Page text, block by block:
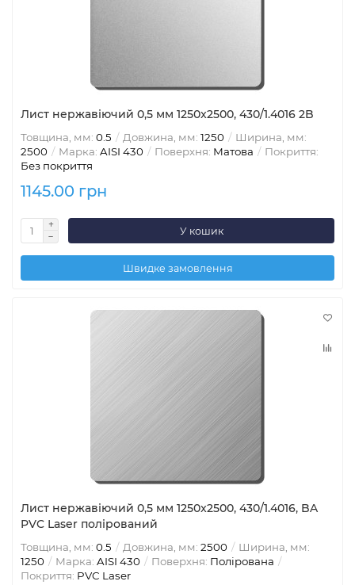
Лист нержавіючий 0,5 мм 1250x2500, 430/1.4016 2B
Товщина, мм: 0.5 Довжина, мм: 1250
Ширина, мм:
2500
Марка: AISI 430 Поверхня: Матова
Покриття:
Без покриття
1145.00 грн
У кошик
Швидке замовлення
Лист нержавіючий 0,5 мм 1250x2500, 430/1.4016, BA
PVC Laser полірований
Товщина, мм: 0.5 Довжина, мм: 2500
Ширина, мм:
1250
Марка: AISI 430 Поверхня: Полірована
Покриття: PVC Laser